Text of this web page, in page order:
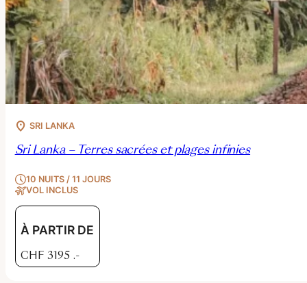
SRI LANKA
Sri Lanka – Terres sacrées et plages infinies
10 NUITS / 11 JOURS
VOL INCLUS
À PARTIR DE
CHF 3195 .-